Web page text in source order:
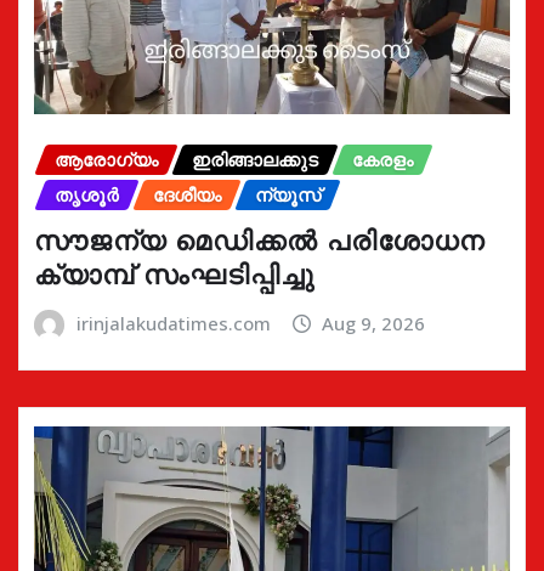
ആരോഗ്യം ഇരിങ്ങാലക്കുട
കേരളം
തൃശൂർ
ദേശീയം ന്യൂസ്
സൗജന്യ മെഡിക്കൽ പരിശോധന
ക്യാമ്പ് സംഘടിപ്പിച്ചു
irinjalakudatimes.com Aug 9, 2026